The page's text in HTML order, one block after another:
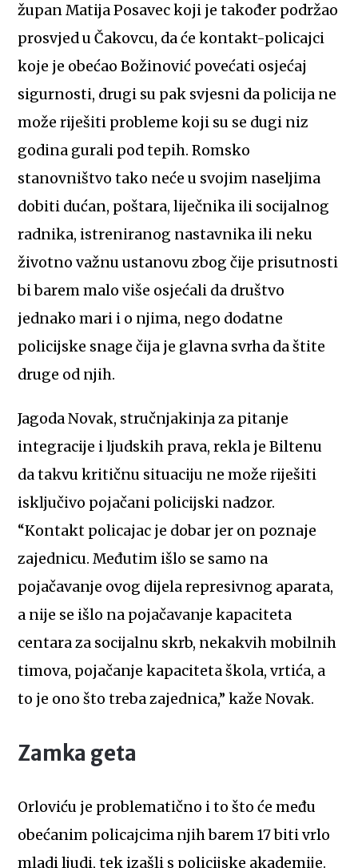
župan Matija Posavec koji je također podržao
prosvjed u Čakovcu, da će kontakt-policajci
koje je obećao Božinović povećati osjećaj
sigurnosti, drugi su pak svjesni da policija ne
može riješiti probleme koji su se dugi niz
godina gurali pod tepih. Romsko
stanovništvo tako neće u svojim naseljima
dobiti dućan, poštara, liječnika ili socijalnog
radnika, istreniranog nastavnika ili neku
životno važnu ustanovu zbog čije prisutnosti
bi barem malo više osjećali da društvo
jednako mari i o njima, nego dodatne
policijske snage čija je glavna svrha da štite
druge od njih.
Jagoda Novak, stručnjakinja za pitanje
integracije i ljudskih prava, rekla je Biltenu
da takvu kritičnu situaciju ne može riješiti
isključivo pojačani policijski nadzor.
“Kontakt policajac je dobar jer on poznaje
zajednicu. Međutim išlo se samo na
pojačavanje ovog dijela represivnog aparata,
a nije se išlo na pojačavanje kapaciteta
centara za socijalnu skrb, nekakvih mobilnih
timova, pojačanje kapaciteta škola, vrtića, a
to je ono što treba zajednica,” kaže Novak.
Zamka geta
Orloviću je problematično i to što će među
obećanim policajcima njih barem 17 biti vrlo
mladi ljudi, tek izašli s policijske akademije.